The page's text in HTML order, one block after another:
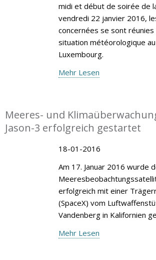
midi et début de soirée de
vendredi 22 janvier 2016,
concernées se sont réunies
situation météorologique
Luxembourg.
Mehr Lesen
Meeres- und
Jason-3 erfolgreich gestartet
18-01-2016
Am 17. Januar 2016 wurde
erfolgreich mit einer
(SpaceX) vom
Vandenberg in Kalifornien
Mehr Lesen